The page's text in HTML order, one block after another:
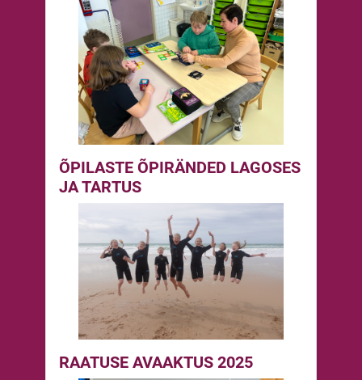
ÕPILASTE ÕPIRÄNDED LAGOSES
JA TARTUS
RAATUSE AVAAKTUS 2025